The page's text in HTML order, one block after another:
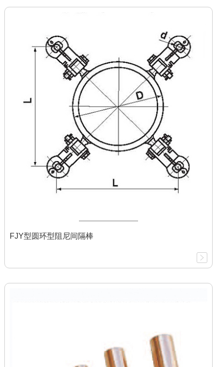
FJY型圆环型阻尼间隔棒